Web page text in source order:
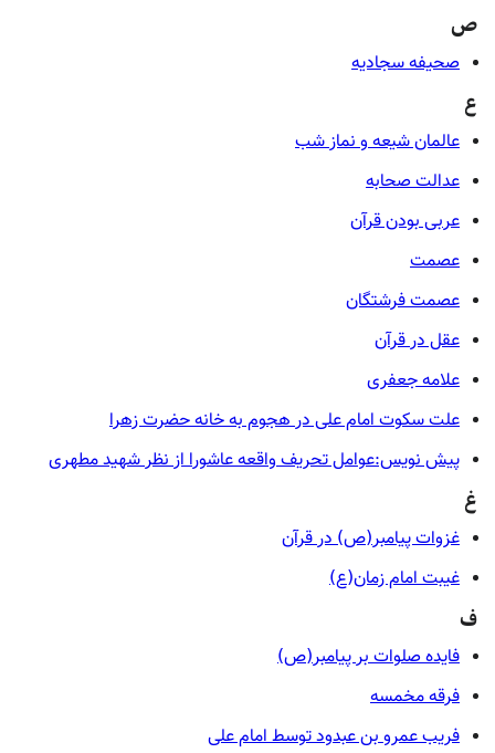
ص
صحیفه سجادیه
ع
عالمان شیعه و نماز شب
عدالت صحابه
عربی بودن قرآن
عصمت
عصمت فرشتگان
عقل در قرآن
علامه جعفری
علت سکوت امام علی در هجوم به خانه حضرت زهرا
پیش نویس:عوامل تحریف واقعه عاشورا از نظر شهید مطهری
غ
غزوات پیامبر(ص) در قرآن
غیبت امام زمان(ع)
ف
فایده صلوات بر پیامبر(ص)
فرقه مخمسه
فریب عمرو بن عبدود توسط امام علی